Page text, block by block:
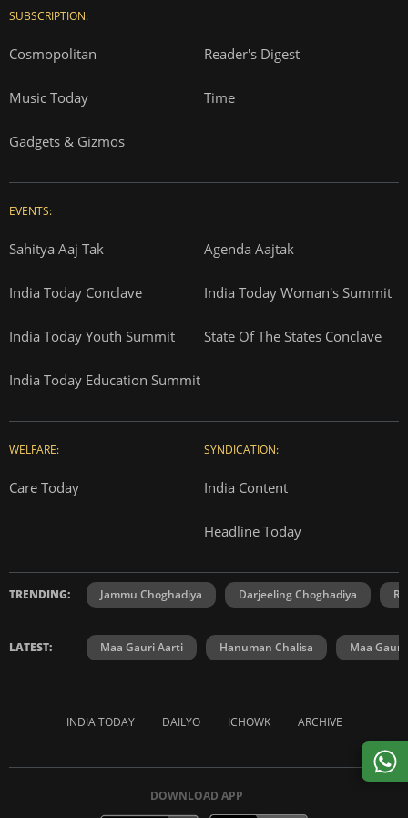
SUBSCRIPTION:
Cosmopolitan Reader's Digest
Music Today Time
Gadgets & Gizmos
EVENTS:
Sahitya Aaj Tak Agenda Aajtak
India Today Conclave India Today Woman's Summit
India Today Youth Summit State Of The States Conclave
India Today Education Summit
WELFARE:
Care Today
SYNDICATION:
India Content
Headline Today
TRENDING: Jammu Choghadiya Darjeeling Choghadiya
LATEST: Maa Gauri Aarti Hanuman Chalisa Maa Gauri
INDIA TODAY DAILYO ICHOWK ARCHIVE
DOWNLOAD APP